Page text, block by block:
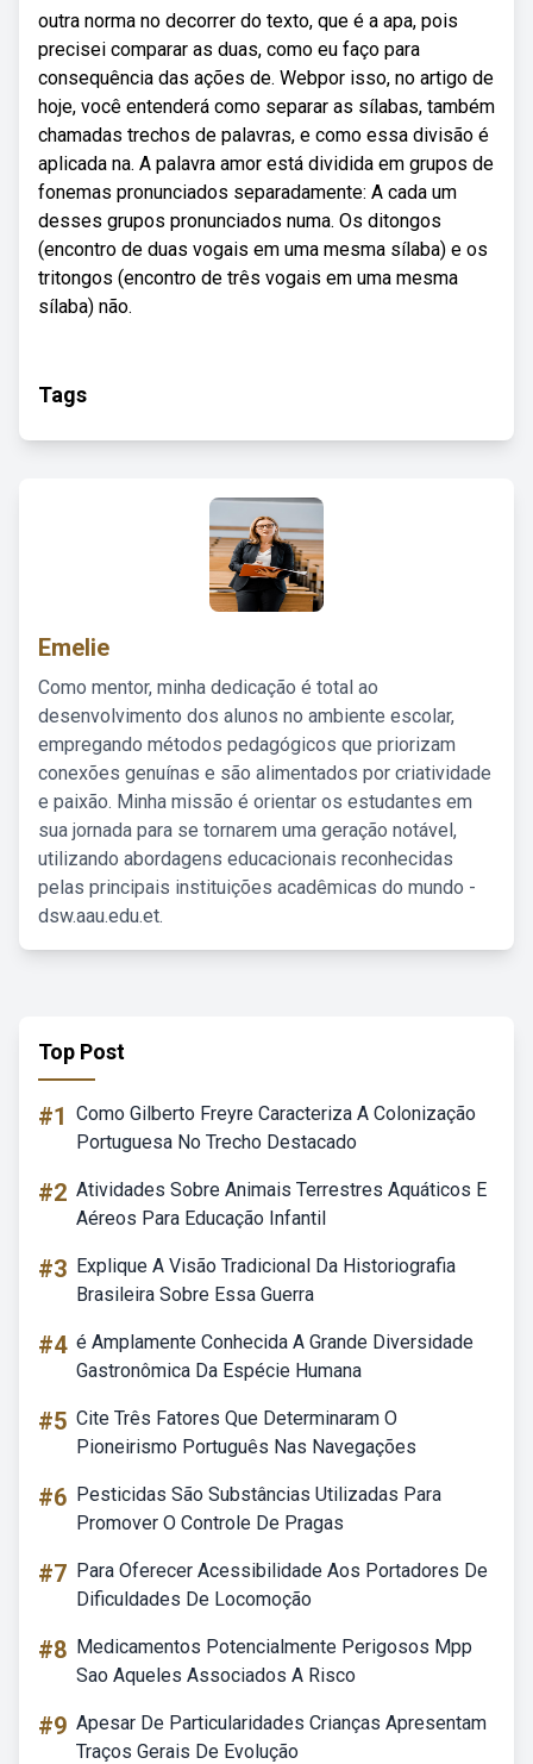
outra norma no decorrer do texto, que é a apa, pois
precisei comparar as duas, como eu faço para
consequência das ações de. Webpor isso, no artigo de
hoje, você entenderá como separar as sílabas, também
chamadas trechos de palavras, e como essa divisão é
aplicada na. A palavra amor está dividida em grupos de
fonemas pronunciados separadamente: A cada um
desses grupos pronunciados numa. Os ditongos
(encontro de duas vogais em uma mesma sílaba) e os
tritongos (encontro de três vogais em uma mesma
sílaba) não.
Tags
Emelie
Como mentor, minha dedicação é total ao
desenvolvimento dos alunos no ambiente escolar,
empregando métodos pedagógicos que priorizam
conexões genuínas e são alimentados por criatividade
e paixão. Minha missão é orientar os estudantes em
sua jornada para se tornarem uma geração notável,
utilizando abordagens educacionais reconhecidas
pelas principais instituições acadêmicas do mundo -
dsw.aau.edu.et.
Top Post
#1 Como Gilberto Freyre Caracteriza A Colonização
Portuguesa No Trecho Destacado
#2 Atividades Sobre Animais Terrestres Aquáticos E
Aéreos Para Educação Infantil
#3 Explique A Visão Tradicional Da Historiografia
Brasileira Sobre Essa Guerra
#4 é Amplamente Conhecida A Grande Diversidade
Gastronômica Da Espécie Humana
#5 Cite Três Fatores Que Determinaram O
Pioneirismo Português Nas Navegações
#6 Pesticidas São Substâncias Utilizadas Para
Promover O Controle De Pragas
#7 Para Oferecer Acessibilidade Aos Portadores De
Dificuldades De Locomoção
#8 Medicamentos Potencialmente Perigosos Mpp
Sao Aqueles Associados A Risco
#9 Apesar De Particularidades Crianças Apresentam
Traços Gerais De Evolução